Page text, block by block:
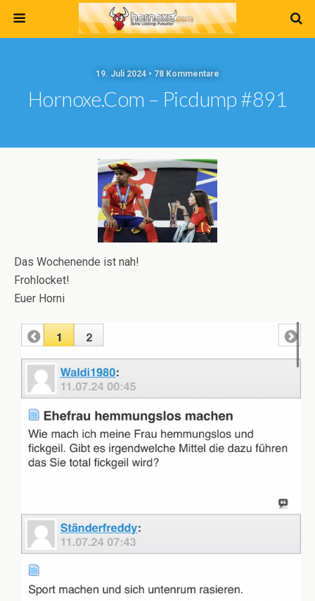
19. Juli 2024 • 78 Kommentare
Hornoxe.com – Picdump #891
Das Wochenende ist nah!
Frohlocket!
Euer Horni